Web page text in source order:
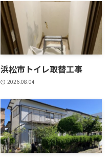
浜松市トイレ取替工事
2026.08.04